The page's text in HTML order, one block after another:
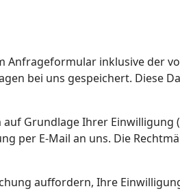
Anfrageformular inklusive der
bei uns gespeichert. Diese
Grundlage Ihrer Einwilligung
per E-Mail an uns. Die
auffordern, Ihre